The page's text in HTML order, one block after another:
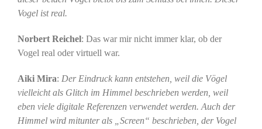
Vogel ist real.
Norbert Reichel: Das war mir nicht immer klar, ob der
Vogel real oder virtuell war.
Aiki Mira: Der Eindruck kann entstehen, weil die Vögel
vielleicht als Glitch im Himmel beschrieben werden, weil
eben viele digitale Referenzen verwendet werden. Auch der
Himmel wird mitunter als „Screen“ beschrieben, der Vogel